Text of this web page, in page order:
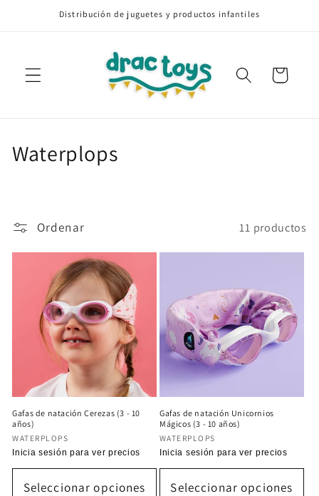
directamenteDistribución de juguetes y productos infantiles
Carrito
C
e
:
Waterplops
Ordenar 11 productos
Gafas de natación Cerezas (3 - 10
años)
Proveedor:
WATERPLOPS
Precio
habitual
Inicia sesión para ver precios
Seleccionar opciones
Gafas de natación Unicornios
Mágicos (3 - 10 años)
Proveedor:
WATERPLOPS
Precio
habitual
Inicia sesión para ver precios
Seleccionar opciones